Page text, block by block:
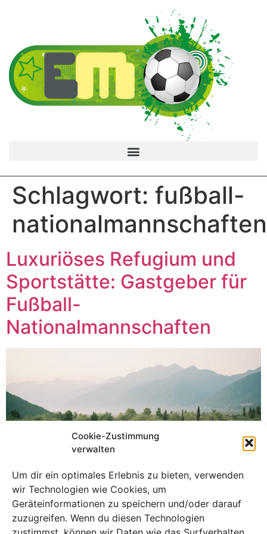
Cookie-Zustimmung
verwalten
Um dir ein optimales Erlebnis zu bieten, verwenden
wir Technologien wie Cookies, um
Geräteinformationen zu speichern und/oder darauf
zuzugreifen. Wenn du diesen Technologien
Schlagwort: fußball-
nationalmannschaften
Luxuriöses Refugium und
Sportstätte: Gastgeber für
Fußball-
Nationalmannschaften